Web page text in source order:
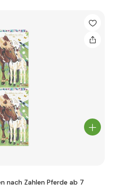
nach Zahlen Pferde ab 7